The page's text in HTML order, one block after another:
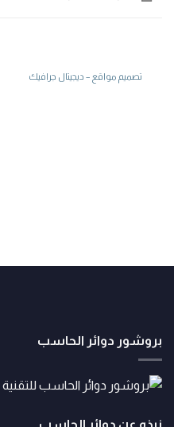
تصميم مواقع – ديجيتال جرافيك
بروشور دوائر الحاسب
نبذه عن دوائر الحاسب